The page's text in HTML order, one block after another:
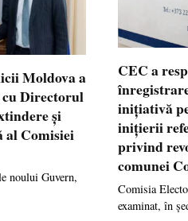
Moldova a
cu Directorul
și
al Comisiei
noului Guvern,
CEC a
inițiativă
inițierii
privind
comunei
Comisia
examinat, în